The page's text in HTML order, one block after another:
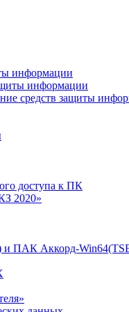
информации
информации
средств защиты
доступа к ПК
2020»
ПАК Аккорд-